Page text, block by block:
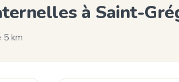
à Saint-
5 km